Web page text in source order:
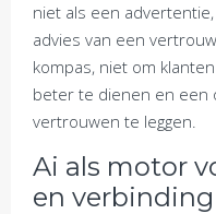
niet als een
advies van een
kompas, niet om
beter te dienen en een
vertrouwen te leggen.
Ai als motor
en verbinding